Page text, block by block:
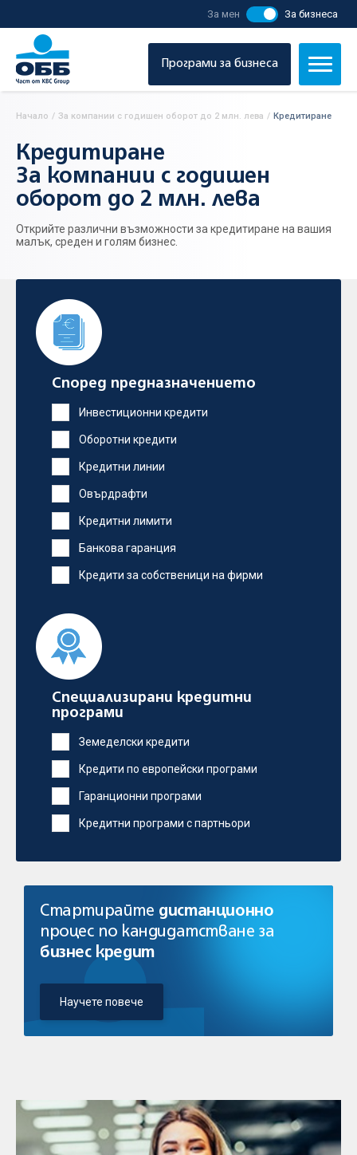
За мен За бизнеса
Програми за бизнеса
Начало / За компании с годишен оборот до 2 млн. лева / Кредитиране
Кредитиране
За компании с годишен
оборот до 2 млн. лева
Открийте различни възможности за кредитиране на вашия
малък, среден и голям бизнес.
Според предназначението
Инвестиционни кредити
Оборотни кредити
Кредитни линии
Овърдрафти
Кредитни лимити
Банкова гаранция
Кредити за собственици на фирми
Специализирани кредитни
програми
Земеделски кредити
Кредити по европейски програми
Гаранционни програми
Кредитни програми с партньори
Стартирайте дистанционно
процес по кандидатстване за
бизнес кредит
Научете повече